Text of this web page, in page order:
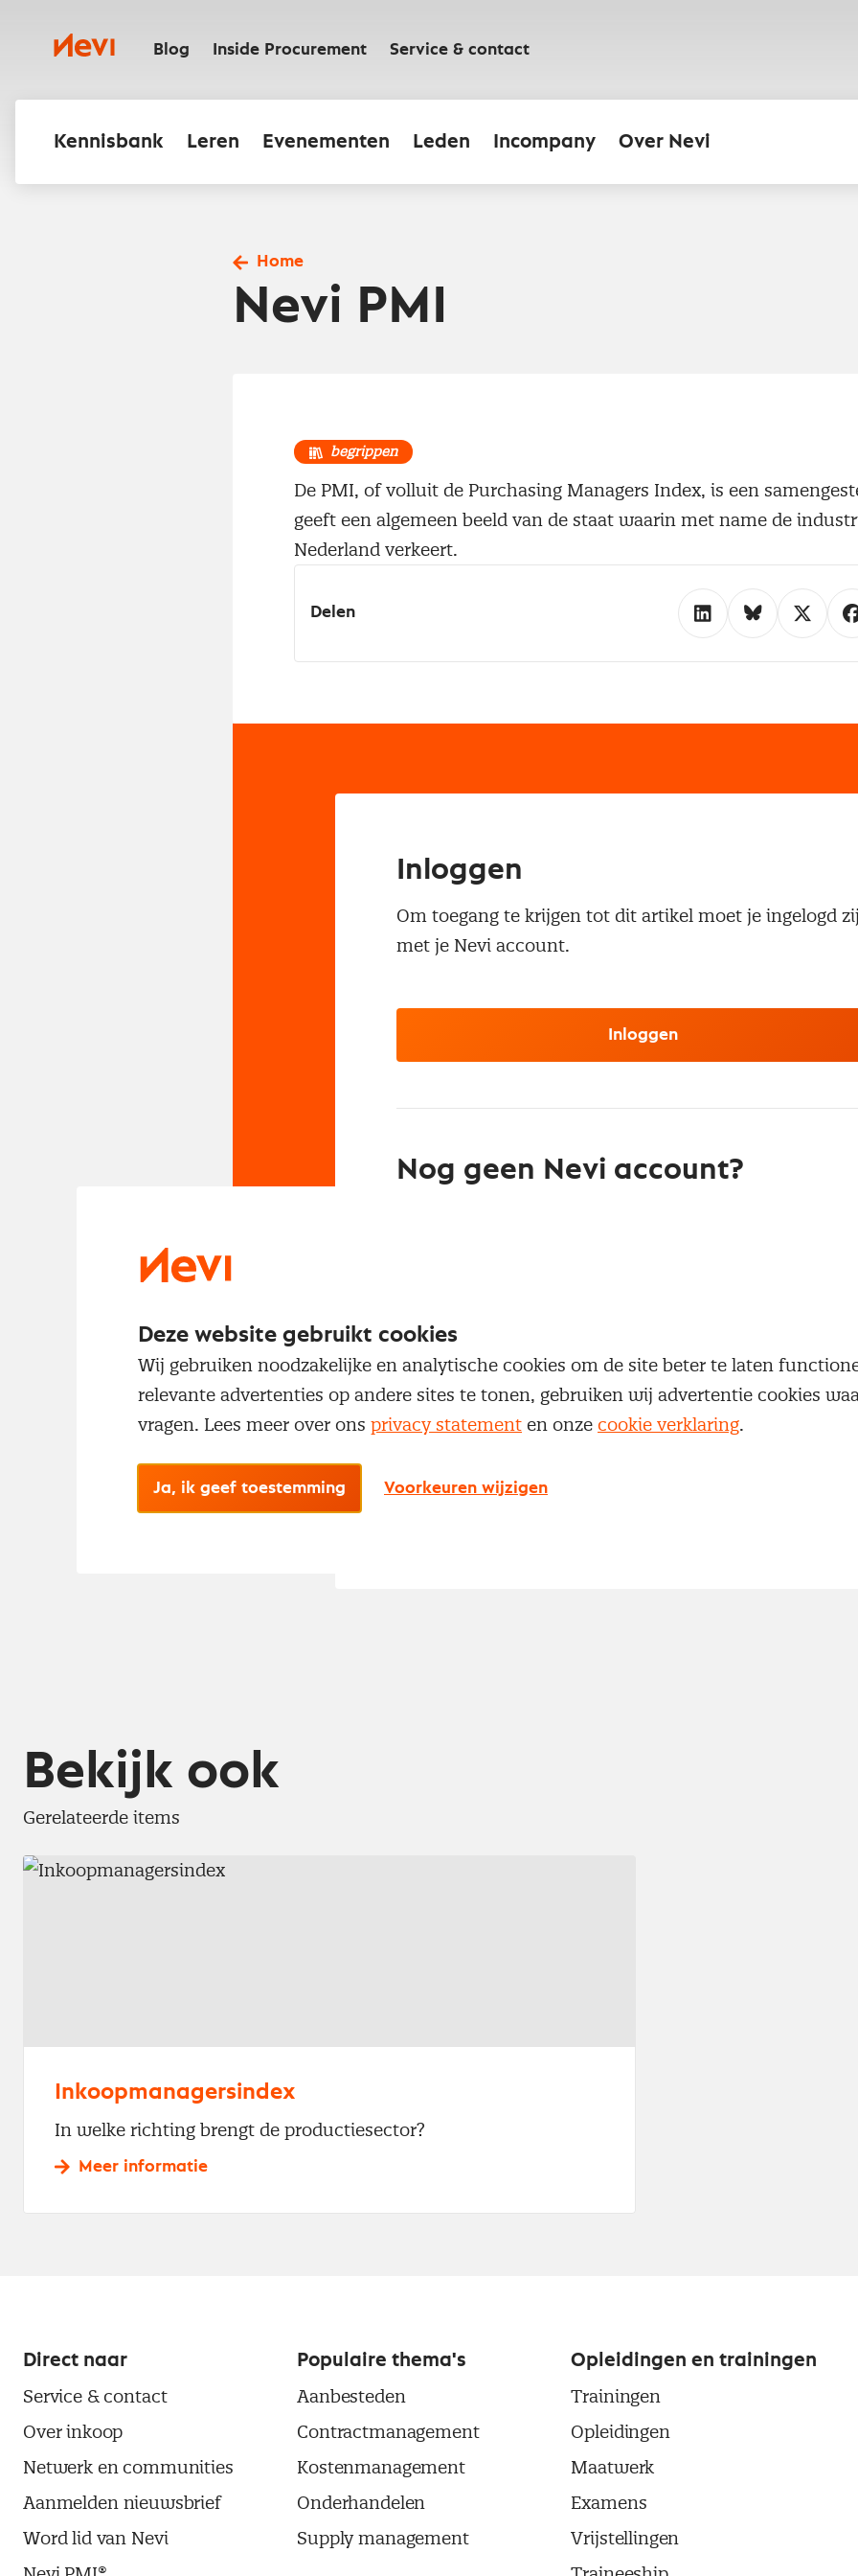
inhoudNevi Blog Inside Procurement Service & contact
Kennisbank Leren Evenementen Leden Incompany Over Nevi
Home
Nevi PMI
begrippen
De PMI, of volluit de Purchasing Managers Index, is een
geeft een algemeen beeld van de staat waarin met name de
Nederland verkeert.
Delen
Inloggen
Om toegang te krijgen tot dit artikel moet je ingelogd
met je Nevi account.
Inloggen
Nog geen Nevi account?
Toegang tot diepgaande inkoopkennis en de
ontwikkelingen
Maak een Nevi account aan
Bekijk ook
Gerelateerde items
Inkoopmanagersindex
In welke richting brengt de productiesector?
Meer informatie
Direct naar
Service & contact
Over inkoop
Netwerk en communities
Aanmelden nieuwsbrief
Word lid van Nevi
Populaire thema's
Aanbesteden
Contractmanagement
Kostenmanagement
Onderhandelen
Supply management
Opleidingen en trainingen
Trainingen
Opleidingen
Maatwerk
Examens
Vrijstellingen
Deze website gebruikt cookies
Wij gebruiken noodzakelijke en analytische cookies om de site beter te laten
relevante advertenties op andere sites te tonen, gebruiken wij advertentie cookies
vragen. Lees meer over ons privacy statement en onze cookie verklaring.
Ja, ik geef toestemming Voorkeuren wijzigen